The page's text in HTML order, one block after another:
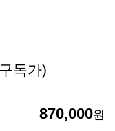
독가)
870,000원